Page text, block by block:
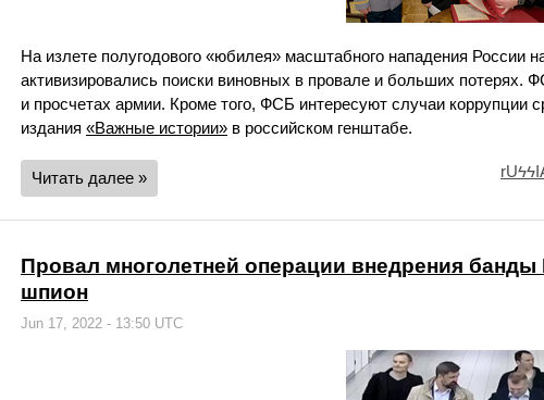
На излете полугодового «юбилея» масштабного нападения России
активизировались поиски виновных в провале и больших потерях.
и просчетах армии. Кроме того, ФСБ интересуют случаи коррупции
издания «Важные истории» в российском генштабе.
Читать далее »
Провал многолетней операции внедрения банды
шпион
Jun 17, 2022 - 13:50 UTC